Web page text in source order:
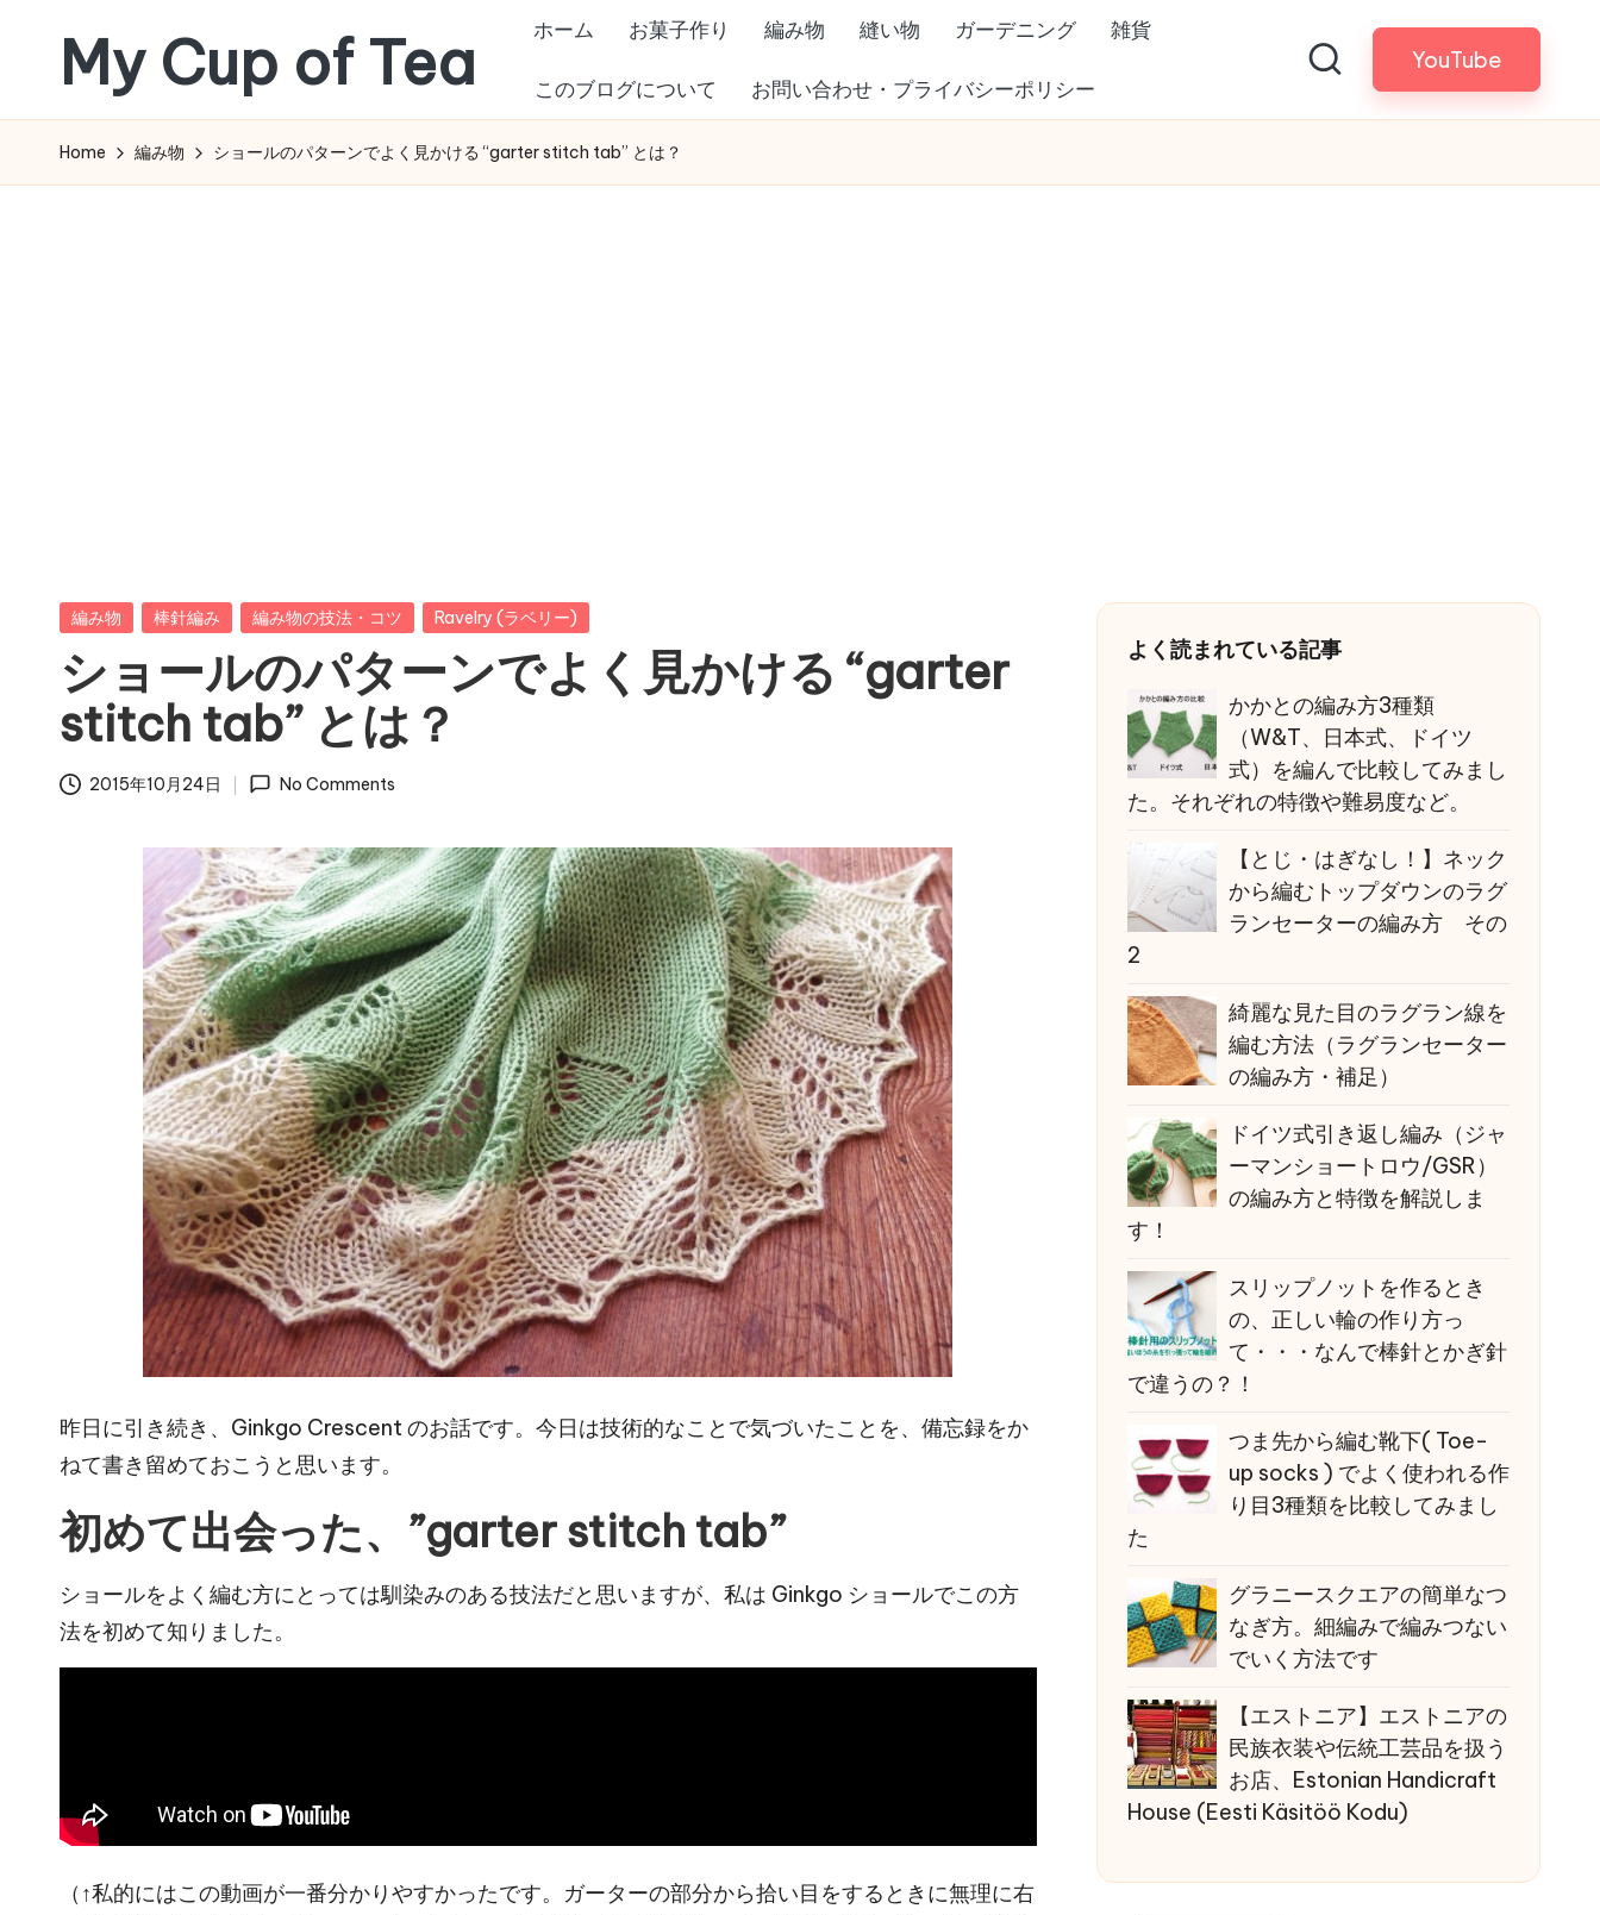
content
My Cup of Tea ホーム お菓子作り 編み物 縫い物 ガーデニング 雑貨
このブログについて お問い合わせ・プライバシーポリシー
YouTube
Home 編み物 ショールのパターンでよく見かける “garter stitch tab” とは？
Posted
編み物 棒針編み 編み物の技法・コツ Ravelry (ラベリー)
ショールのパターンでよく見かける “garter
stitch tab” とは？
2015年10月24日 No Comments
昨日に引き続き、Ginkgo Crescent のお話です。今日は技術的なことで気づいたことを、備忘録をか
ねて書き留めておこうと思います。
初めて出会った、”garter stitch tab”
ショールをよく編む方にとっては馴染みのある技法だと思いますが、私は Ginkgo ショールでこの方
法を初めて知りました。
（↑私的にはこの動画が一番分かりやすかったです。ガーターの部分から拾い目をするときに無理に右
よく読まれている記事
かかとの編み方3種類
（W&T、日本式、ドイツ
式）を編んで比較してみまし
た。それぞれの特徴や難易度など。
【とじ・はぎなし！】ネック
から編むトップダウンのラグ
ランセーターの編み方 その
2
綺麗な見た目のラグラン線を
編む方法（ラグランセーター
の編み方・補足）
ドイツ式引き返し編み（ジャ
ーマンショートロウ/GSR）
の編み方と特徴を解説しま
す！
スリップノットを作るとき
の、正しい輪の作り方っ
て・・・なんで棒針とかぎ針
で違うの？！
つま先から編む靴下( Toe-
up socks ) でよく使われる作
り目3種類を比較してみまし
た
グラニースクエアの簡単なつ
なぎ方。細編みで編みつない
でいく方法です
【エストニア】エストニアの
民族衣装や伝統工芸品を扱う
お店、Estonian Handicraft
House (Eesti Käsitöö Kodu)